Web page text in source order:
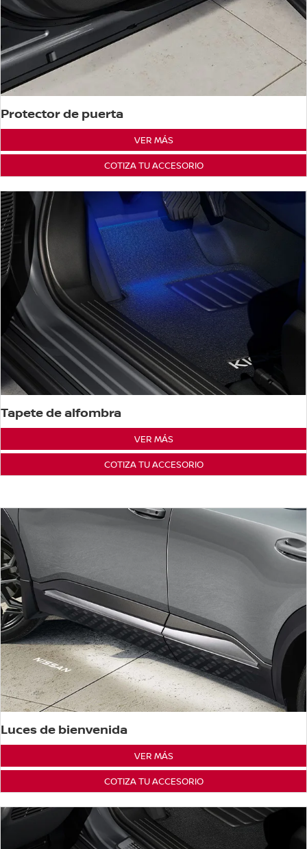
Protector de puerta
VER MÁS
COTIZA TU ACCESORIO
Tapete de alfombra
VER MÁS
COTIZA TU ACCESORIO
Luces de bienvenida
VER MÁS
COTIZA TU ACCESORIO